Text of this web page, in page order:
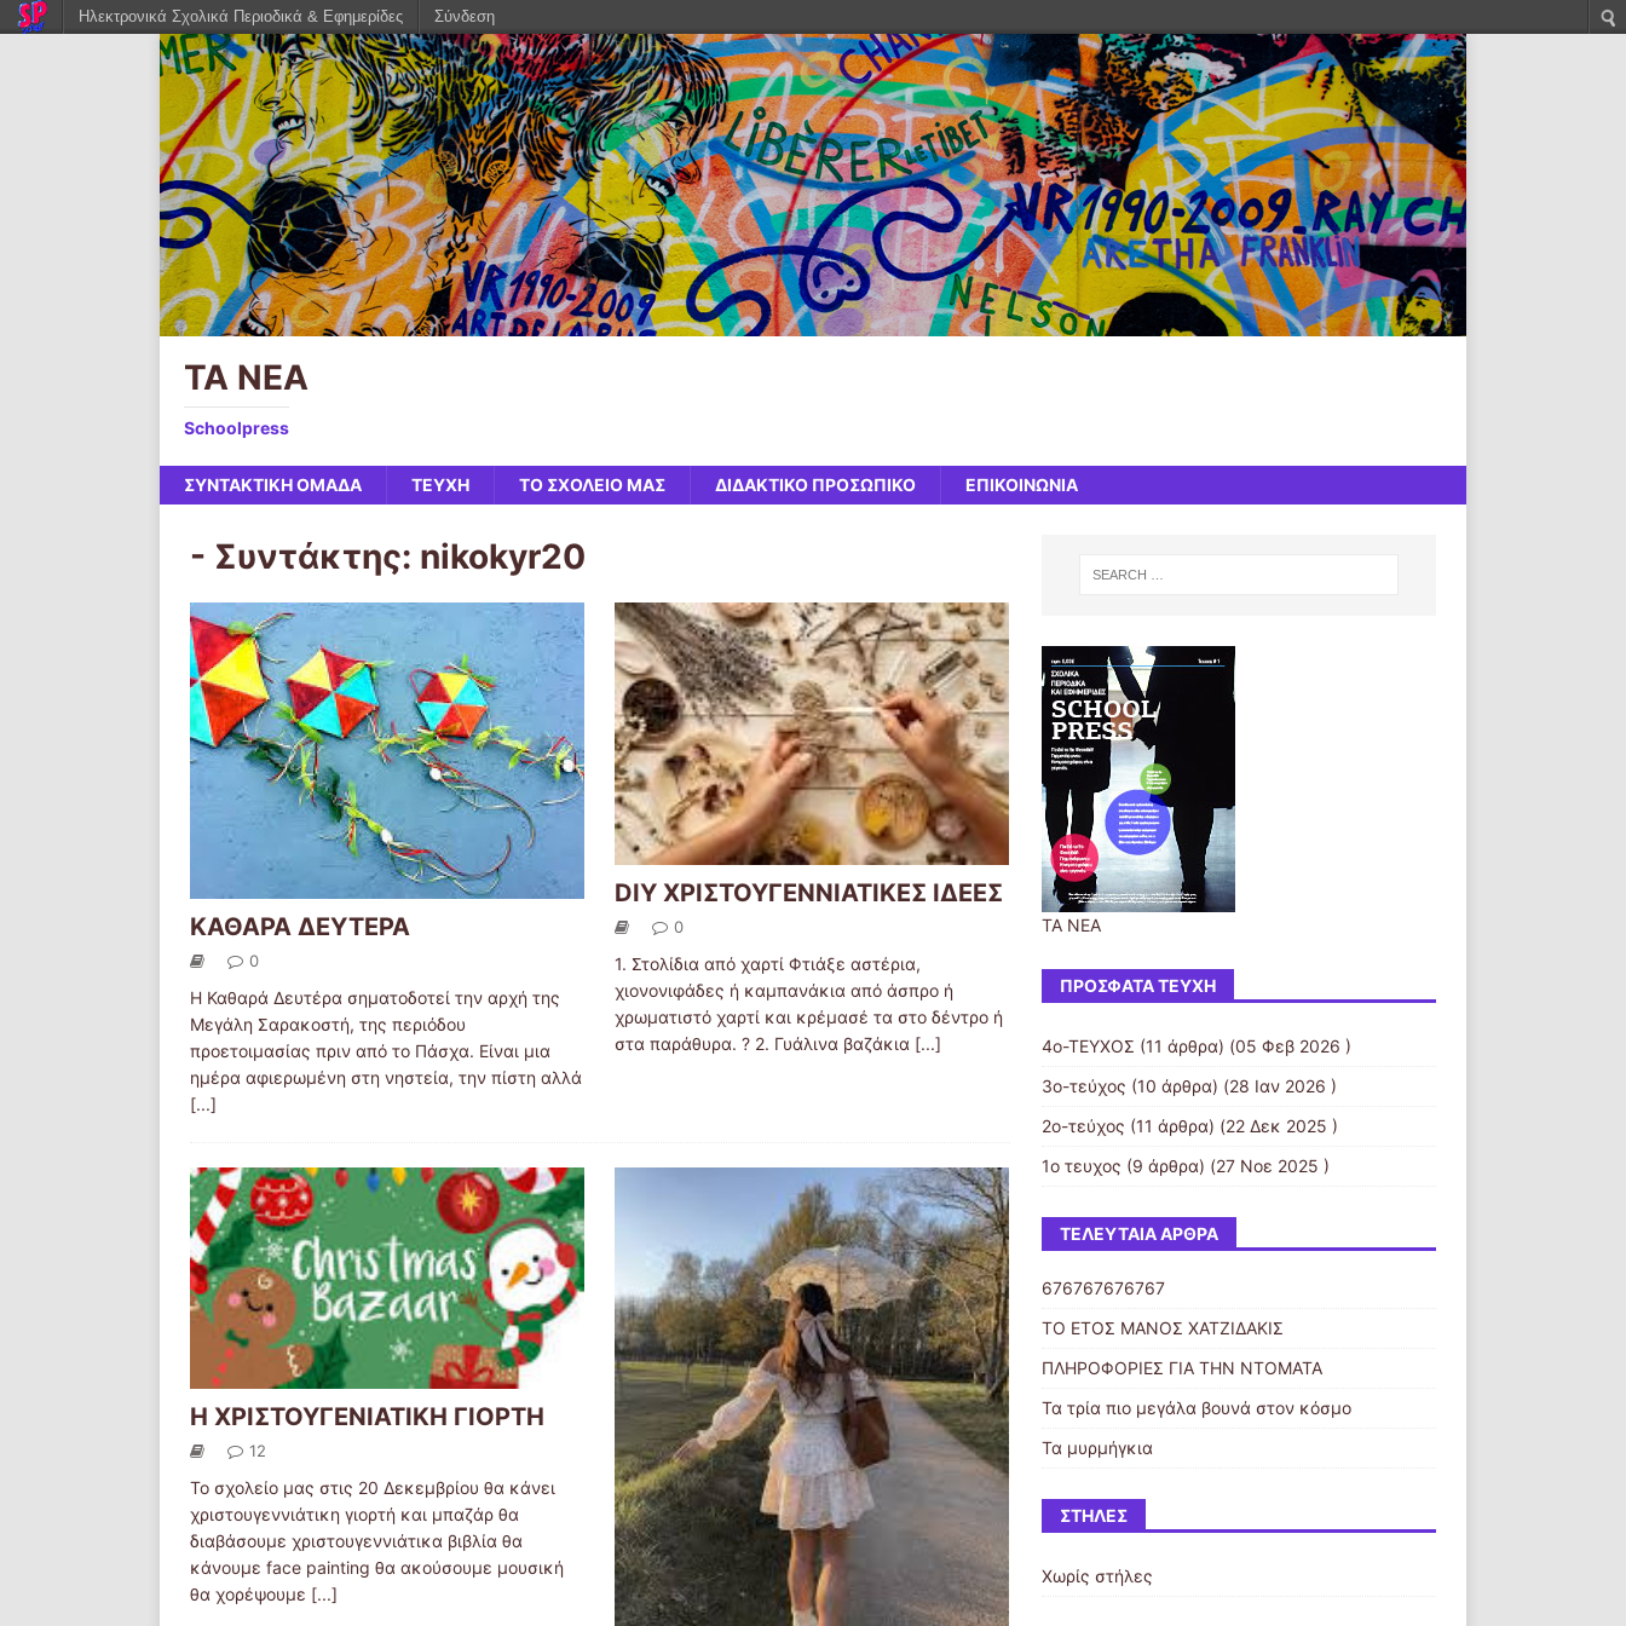
ΤΑ ΝΕΑ
Schoolpress
ΣΥΝΤΑΚΤΙΚΗ ΟΜΑΔΑ ΤΕΥΧΗ ΤΟ ΣΧΟΛΕΙΟ ΜΑΣ ΔΙΔΑΚΤΙΚΟ ΠΡΟΣΩΠΙΚΟ ΕΠΙΚΟΙΝΩΝΙΑ
- Συντάκτης: nikokyr20
ΚΑΘΑΡΑ ΔΕΥΤΕΡΑ
0
Η Καθαρά Δευτέρα σηματοδοτεί την αρχή της
Μεγάλη Σαρακοστή, της περιόδου
προετοιμασίας πριν από το Πάσχα. Είναι μια
ημέρα αφιερωμένη στη νηστεία, την πίστη αλλά
[...]
DIY ΧΡΙΣΤΟΥΓΕΝΝΙΑΤΙΚΕΣ ΙΔΕΕΣ
0
1. Στολίδια από χαρτί Φτιάξε αστέρια,
χιονονιφάδες ή καμπανάκια από άσπρο ή
χρωματιστό χαρτί και κρέμασέ τα στο δέντρο ή
στα παράθυρα. ? 2. Γυάλινα βαζάκια [...]
Η ΧΡΙΣΤΟΥΓΕΝΙΑΤΙΚΗ ΓΙΟΡΤΗ
12
Το σχολείο μας στις 20 Δεκεμβρίου θα κάνει
χριστουγεννιάτικη γιορτή και μπαζάρ θα
διαβάσουμε χριστουγεννιάτικα βιβλία θα
κάνουμε face painting θα ακούσουμε μουσική
θα χορέψουμε [...]
ΤΑ ΝΕΑ
ΠΡΌΣΦΑΤΑ ΤΕΎΧΗ
4ο-ΤΕΥΧΟΣ (11 άρθρα) (05 Φεβ 2026 )
3ο-τεύχος (10 άρθρα) (28 Ιαν 2026 )
2o-τεύχος (11 άρθρα) (22 Δεκ 2025 )
1ο τευχος (9 άρθρα) (27 Νοε 2025 )
ΤΕΛΕΥΤΑΊΑ ΆΡΘΡΑ
676767676767
ΤΟ ΕΤΟΣ ΜΑΝΟΣ ΧΑΤΖΙΔΑΚΙΣ
ΠΛΗΡΟΦΟΡΙΕΣ ΓΙΑ ΤΗΝ ΝΤΟΜΑΤΑ
Τα τρία πιο μεγάλα βουνά στον κόσμο
Τα μυρμήγκια
ΣΤΉΛΕΣ
Χωρίς στήλες
Ηλεκτρονικά Σχολικά Περιοδικά & Εφημερίδες Σύνδεση